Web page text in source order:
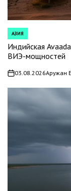
POSTED
IN
АЗИЯ
Индийская
ВИЭ-мощностей
on03.08.2026Аружан